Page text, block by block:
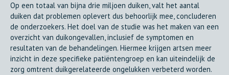
Op een totaal van bijna drie miljoen duiken, valt het aantal
duiken dat problemen oplevert dus behoorlijk mee, concluderen
de onderzoekers. Het doel van de studie was het maken van een
overzicht van duikongevallen, inclusief de symptomen en
resultaten van de behandelingen. Hiermee krijgen artsen meer
inzicht in deze specifieke patiëntengroep en kan uiteindelijk de
zorg omtrent duikgerelateerde ongelukken verbeterd worden.